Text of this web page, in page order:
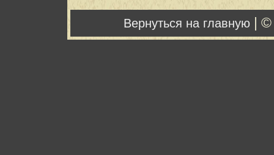
Вернуться на главную |